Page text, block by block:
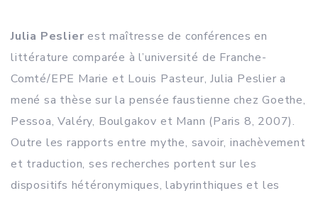
Julia Peslier est maîtresse de conférences en
littérature comparée à l’université de Franche-
Comté/EPE Marie et Louis Pasteur, Julia Peslier a
mené sa thèse sur la pensée faustienne chez Goethe,
Pessoa, Valéry, Boulgakov et Mann (Paris 8, 2007).
Outre les rapports entre mythe, savoir, inachèvement
et traduction, ses recherches portent sur les
dispositifs hétéronymiques, labyrinthiques et les